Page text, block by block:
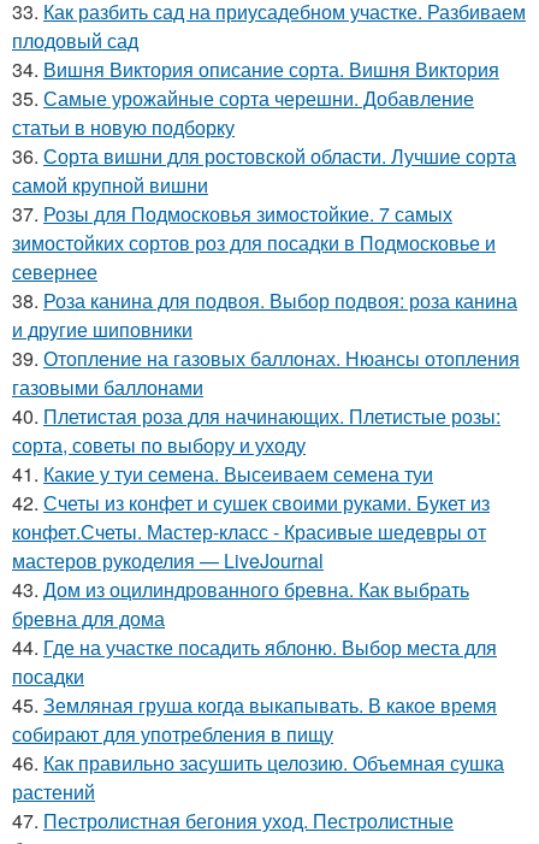
33. Как разбить сад на приусадебном участке. Разбиваем
плодовый сад
34. Вишня Виктория описание сорта. Вишня Виктория
35. Самые урожайные сорта черешни. Добавление
статьи в новую подборку
36. Сорта вишни для ростовской области. Лучшие сорта
самой крупной вишни
37. Розы для Подмосковья зимостойкие. 7 самых
зимостойких сортов роз для посадки в Подмосковье и
севернее
38. Роза канина для подвоя. Выбор подвоя: роза канина
и другие шиповники
39. Отопление на газовых баллонах. Нюансы отопления
газовыми баллонами
40. Плетистая роза для начинающих. Плетистые розы:
сорта, советы по выбору и уходу
41. Какие у туи семена. Высеиваем семена туи
42. Счеты из конфет и сушек своими руками. Букет из
конфет.Счеты. Мастер-класс - Красивые шедевры от
мастеров рукоделия — LiveJournal
43. Дом из оцилиндрованного бревна. Как выбрать
бревна для дома
44. Где на участке посадить яблоню. Выбор места для
посадки
45. Земляная груша когда выкапывать. В какое время
собирают для употребления в пищу
46. Как правильно засушить целозию. Объемная сушка
растений
47. Пестролистная бегония уход. Пестролистные